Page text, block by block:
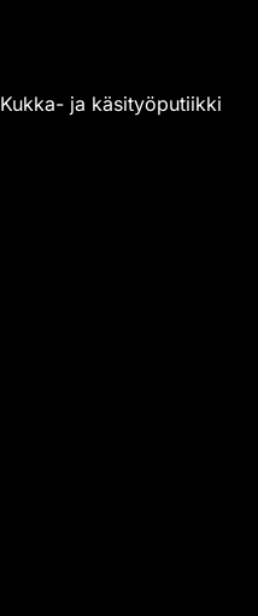
Kukka- ja käsityöputiikki